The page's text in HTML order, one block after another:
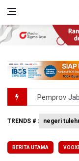
Pemprov
BPS Sebut
Kemkomdigi
TRENDS # : negeri
BERITA UTAMA